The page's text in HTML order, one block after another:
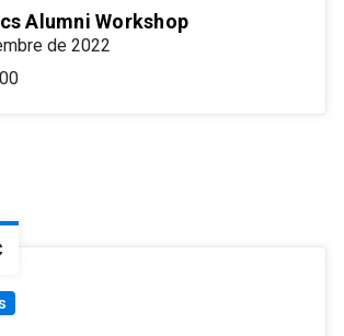
Alumni Workshop
de 2022